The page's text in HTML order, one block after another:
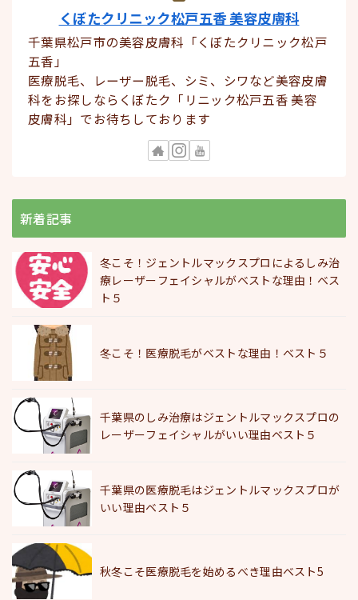
くぼたクリニック松戸五香 美容皮膚科
千葉県松戸市の美容皮膚科「くぼたクリニック松戸
五香」
医療脱毛、レーザー脱毛、シミ、シワなど美容皮膚
科をお探しならくぼたク「リニック松戸五香 美容
皮膚科」でお待ちしております
新着記事
冬こそ！ジェントルマックスプロによるしみ治
療レーザーフェイシャルがベストな理由！ベス
ト５
冬こそ！医療脱毛がベストな理由！ベスト５
千葉県のしみ治療はジェントルマックスプロの
レーザーフェイシャルがいい理由ベスト５
千葉県の医療脱毛はジェントルマックスプロが
いい理由ベスト５
秋冬こそ医療脱毛を始めるべき理由ベスト5